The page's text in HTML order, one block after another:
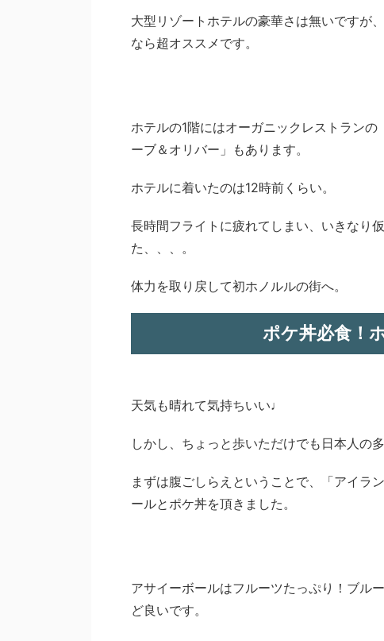
大型リゾートホテルの豪華さは無いですが
なら超オススメです。
ホテルの1階にはオーガニックレストラン
ーブ＆オリバー」もあります。
ホテルに着いたのは12時前くらい。
長時間フライトに疲れてしまい、いきなり
た、、、。
体力を取り戻して初ホノルルの街へ。
ポケ丼必食！
天気も晴れて気持ちいい♩
しかし、ちょっと歩いただけでも日本人の
まずは腹ごしらえということで、「アイラ
ールとポケ丼を頂きました。
アサイーボールはフルーツたっぷり！ブル
ど良いです。